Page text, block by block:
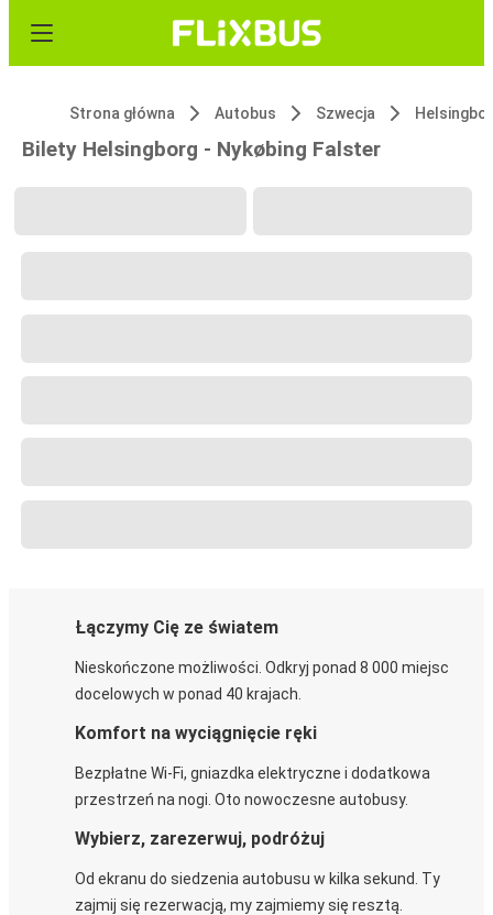
Strona główna Autobus Szwecja
Bilety Helsingborg - Nykøbing Falster
Łączymy Cię ze światem
Nieskończone możliwości. Odkryj ponad 8 000 miejsc
docelowych w ponad 40 krajach.
Komfort na wyciągnięcie ręki
Bezpłatne Wi-Fi, gniazdka elektryczne i dodatkowa
przestrzeń na nogi. Oto nowoczesne autobusy.
Wybierz, zarezerwuj, podróżuj
Od ekranu do siedzenia autobusu w kilka sekund. Ty
zajmij się rezerwacją, my zajmiemy się resztą.